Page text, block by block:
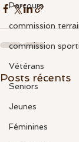
Parcours
commission
commission
Vétérans
Seniors
Jeunes
Féminines
Posts récents